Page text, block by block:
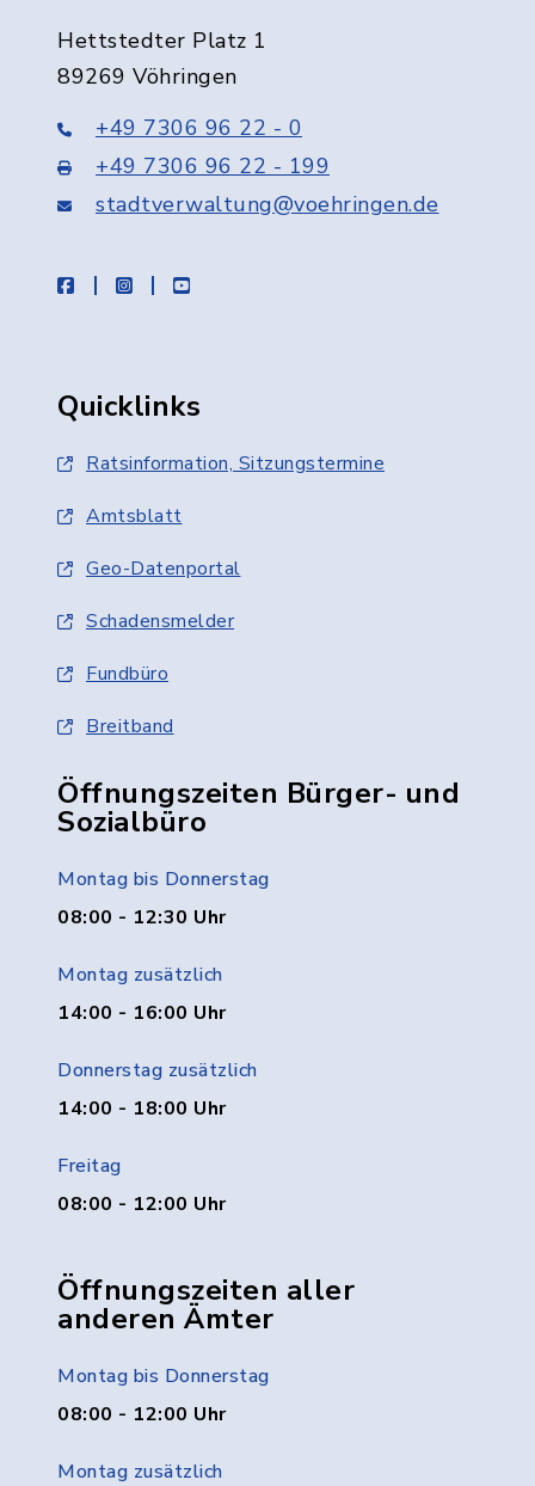
Hettstedter Platz 1
89269 Vöhringen
+49 7306 96 22 - 0
+49 7306 96 22 - 199
stadtverwaltung@voehringen.de
facebookinstagramyoutube
Quicklinks
Ratsinformation, Sitzungstermine
Amtsblatt
Geo-Datenportal
Schadensmelder
Fundbüro
Breitband
Öffnungszeiten Bürger- und
Sozialbüro
Montag bis Donnerstag
08:00 - 12:30 Uhr
Montag zusätzlich
14:00 - 16:00 Uhr
Donnerstag zusätzlich
14:00 - 18:00 Uhr
Freitag
08:00 - 12:00 Uhr
Öffnungszeiten aller
anderen Ämter
Montag bis Donnerstag
08:00 - 12:00 Uhr
Montag zusätzlich